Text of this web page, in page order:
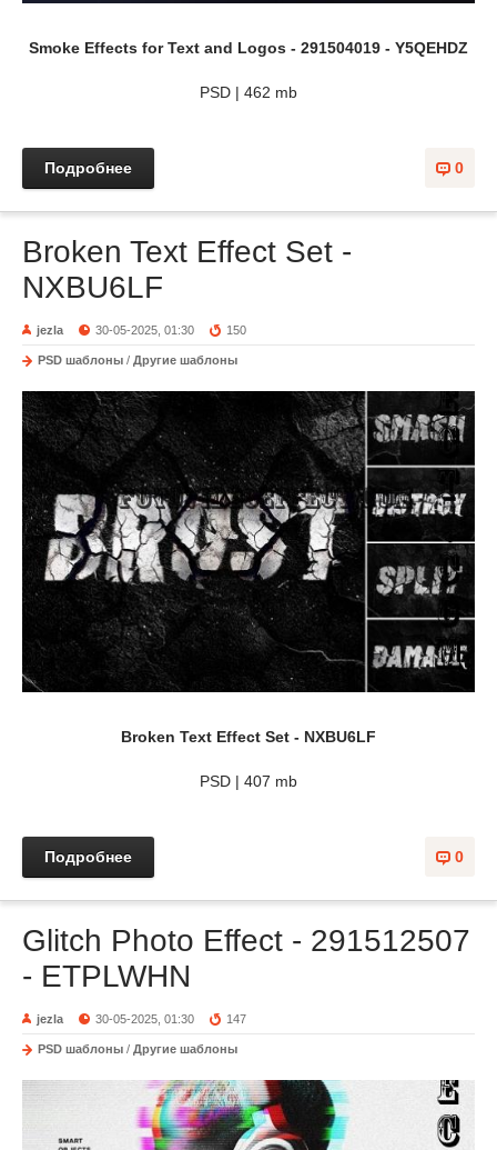
Smoke Effects for Text and Logos - 291504019 - Y5QEHDZ
PSD | 462 mb
0
Подробнее
Broken Text Effect Set -
NXBU6LF
jezla 30-05-2025, 01:30 150
PSD шаблоны / Другие шаблоны
Broken Text Effect Set - NXBU6LF
PSD | 407 mb
0
Подробнее
Glitch Photo Effect - 291512507
- ETPLWHN
jezla 30-05-2025, 01:30 147
PSD шаблоны / Другие шаблоны